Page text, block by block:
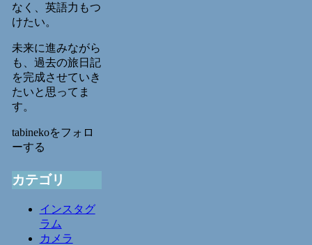
なく、英語力もつ
けたい。
未来に進みながら
も、過去の旅日記
を完成させていき
たいと思ってま
す。
tabinekoをフォロ
ーする
カテゴリ
インスタグ
ラム
カメラ